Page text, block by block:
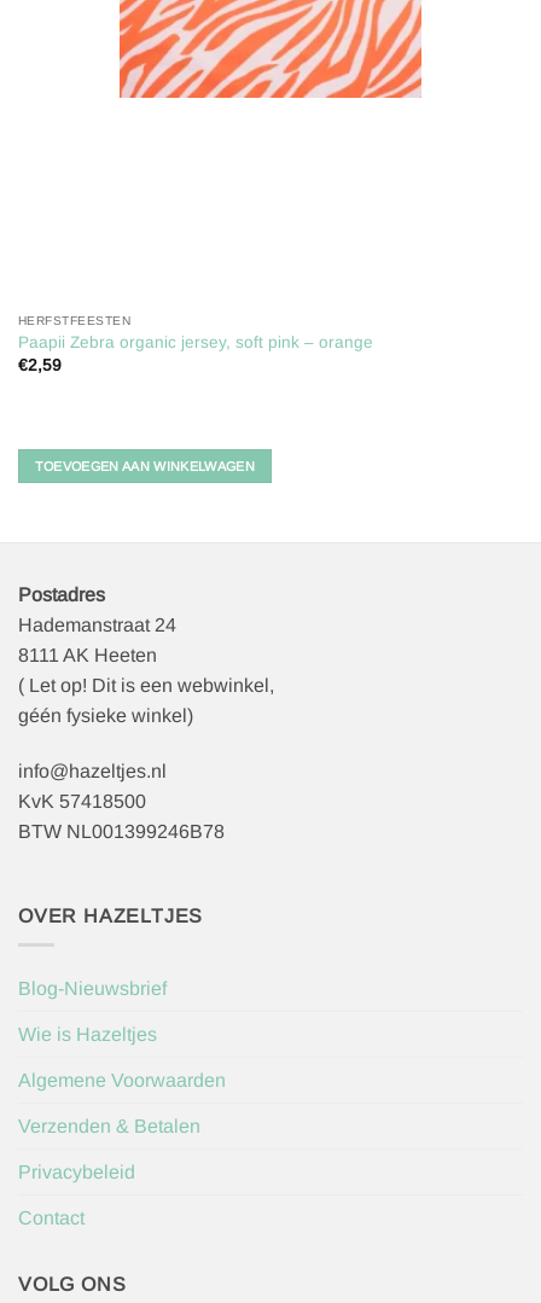
HERFSTFEESTEN
Paapii Zebra organic jersey, soft pink – orange
€2,59
TOEVOEGEN AAN WINKELWAGEN
Postadres
Hademanstraat 24
8111 AK Heeten
( Let op! Dit is een webwinkel,
géén fysieke winkel)
info@hazeltjes.nl
KvK 57418500
BTW NL001399246B78
OVER HAZELTJES
Blog-Nieuwsbrief
Wie is Hazeltjes
Algemene Voorwaarden
Verzenden & Betalen
Privacybeleid
Contact
VOLG ONS